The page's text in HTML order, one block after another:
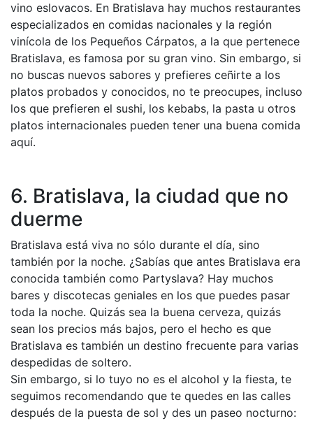
vino eslovacos. En Bratislava hay muchos restaurantes
especializados en comidas nacionales y la región
vinícola de los Pequeños Cárpatos, a la que pertenece
Bratislava, es famosa por su gran vino. Sin embargo, si
no buscas nuevos sabores y prefieres ceñirte a los
platos probados y conocidos, no te preocupes, incluso
los que prefieren el sushi, los kebabs, la pasta u otros
platos internacionales pueden tener una buena comida
aquí.
6. Bratislava, la ciudad que no
duerme
Bratislava está viva no sólo durante el día, sino
también por la noche. ¿Sabías que antes Bratislava era
conocida también como Partyslava? Hay muchos
bares y discotecas geniales en los que puedes pasar
toda la noche. Quizás sea la buena cerveza, quizás
sean los precios más bajos, pero el hecho es que
Bratislava es también un destino frecuente para varias
despedidas de soltero.
Sin embargo, si lo tuyo no es el alcohol y la fiesta, te
seguimos recomendando que te quedes en las calles
después de la puesta de sol y des un paseo nocturno: